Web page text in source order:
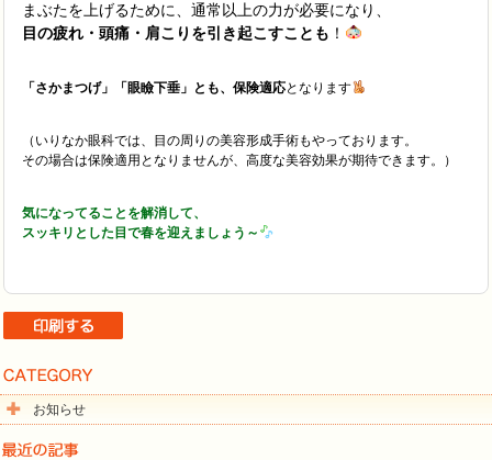
まぶたを上げるために、通常以上の力が必要になり、
目の疲れ・頭痛・肩こりを引き起こすことも ！
「さかまつげ」「眼瞼下垂」とも、保険適応となります
（いりなか眼科では、目の周りの美容形成手術もやっております。
その場合は保険適用となりませんが、高度な美容効果が期待できます。）
気になってることを解消して、
スッキリとした目で春を迎えましょう～
お知らせ